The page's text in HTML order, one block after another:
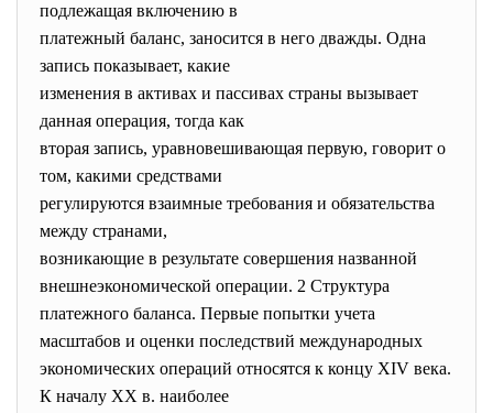
подлежащая включению в
платежный баланс, заносится в него дважды. Одна
запись показывает, какие
изменения в активах и пассивах страны вызывает
данная операция, тогда как
вторая запись, уравновешивающая первую, говорит о
том, какими средствами
регулируются взаимные требования и обязательства
между странами,
возникающие в результате совершения названной
внешнеэкономической операции. 2 Структура
платежного баланса. Первые попытки учета
масштабов и оценки последствий международных
экономических операций относятся к концу XIV века.
К началу XX в. наиболее